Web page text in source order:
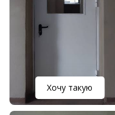
Хочу такую